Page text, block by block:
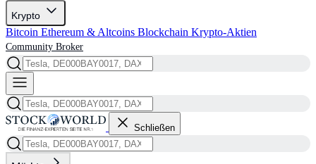
Krypto
Bitcoin Ethereum & Altcoins Blockchain Krypto-Aktien
Community Broker
Schließen